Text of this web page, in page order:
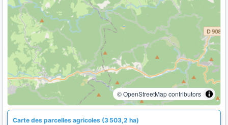
© OpenStreetMap contributors
Carte des parcelles agricoles (3 503,2 ha)